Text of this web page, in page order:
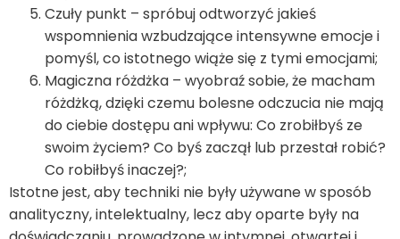
Czuły punkt – spróbuj odtworzyć jakieś
wspomnienia wzbudzające intensywne emocje i
pomyśl, co istotnego wiąże się z tymi emocjami;
Magiczna różdżka – wyobraź sobie, że macham
różdżką, dzięki czemu bolesne odczucia nie mają
do ciebie dostępu ani wpływu: Co zrobiłbyś ze
swoim życiem? Co byś zaczął lub przestał robić?
Co robiłbyś inaczej?;
Istotne jest, aby techniki nie były używane w sposób
analityczny, intelektualny, lecz aby oparte były na